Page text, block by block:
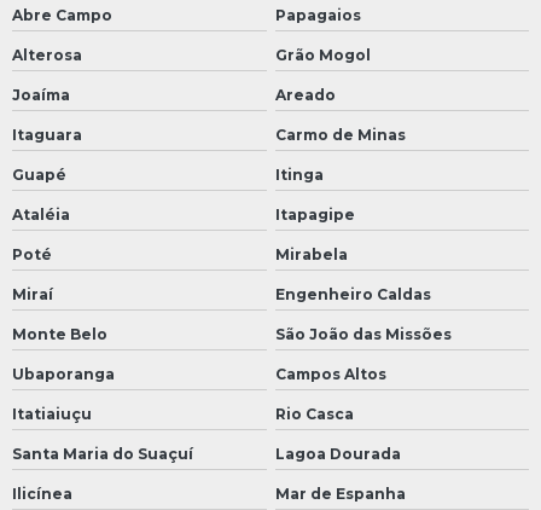
Abre Campo Papagaios
Alterosa Grão Mogol
Joaíma Areado
Itaguara Carmo de Minas
Guapé Itinga
Ataléia Itapagipe
Poté Mirabela
Miraí Engenheiro Caldas
Monte Belo São João das Missões
Ubaporanga Campos Altos
Itatiaiuçu Rio Casca
Santa Maria do Suaçuí Lagoa Dourada
Ilicínea Mar de Espanha